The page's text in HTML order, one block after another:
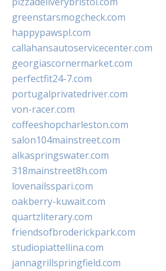
greenstarsmogcheck.com
happypawspl.com
callahansautoservicecenter.com
georgiascornermarket.com
perfectfit24-7.com
portugalprivatedriver.com
von-racer.com
coffeeshopcharleston.com
salon104mainstreet.com
alkaspringswater.com
318mainstreet8h.com
lovenailsspari.com
oakberry-kuwait.com
quartzliterary.com
friendsofbroderickpark.com
studiopiattellina.com
jannagrillspringfield.com